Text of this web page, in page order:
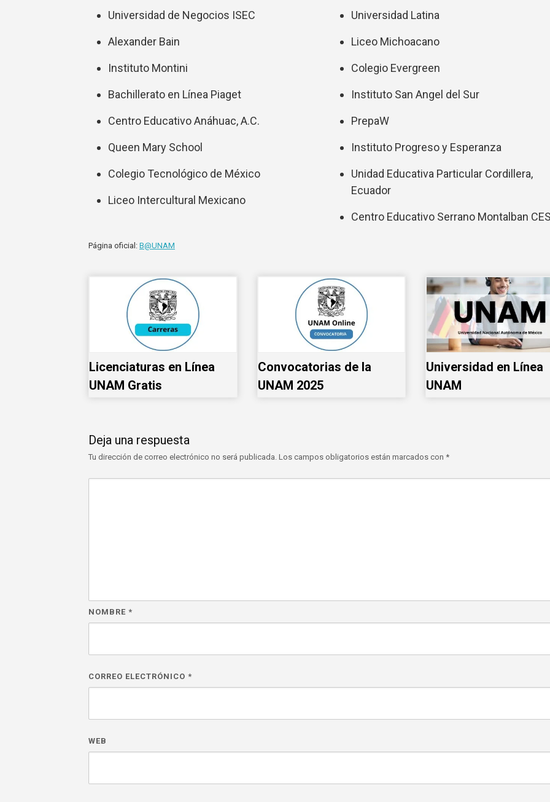
Universidad de Negocios ISEC
Alexander Bain
Instituto Montini
Bachillerato en Línea Piaget
Centro Educativo Anáhuac, A.C.
Queen Mary School
Colegio Tecnológico de México
Liceo Intercultural Mexicano
Universidad Latina
Liceo Michoacano
Colegio Evergreen
Instituto San Angel del Sur
PrepaW
Instituto Progreso y Esperanza
Unidad Educativa Particular Cordillera,
Ecuador
Centro Educativo Serrano Montalban
Página oficial: B@UNAM
Licenciaturas en Línea
UNAM Gratis
Convocatorias de la
UNAM 2025
Universidad en Línea
UNAM
Deja una respuesta
Tu dirección de correo electrónico no será publicada. Los campos obligatorios están marcados con *
NOMBRE *
CORREO ELECTRÓNICO *
WEB